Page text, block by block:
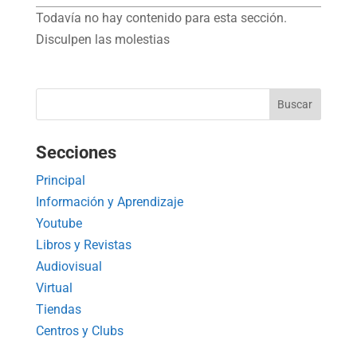
Todavía no hay contenido para esta sección.
Disculpen las molestias
Secciones
Principal
Información y Aprendizaje
Youtube
Libros y Revistas
Audiovisual
Virtual
Tiendas
Centros y Clubs